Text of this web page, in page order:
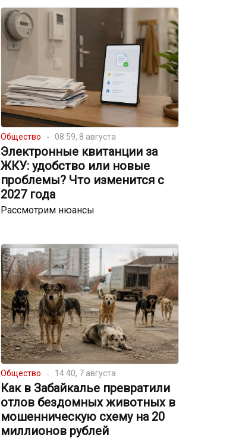
Общество 08:59, 8 августа
Электронные квитанции за
ЖКУ: удобство или новые
проблемы? Что изменится с
2027 года
Рассмотрим нюансы
Общество 14:40, 7 августа
Как в Забайкалье превратили
отлов бездомных животных в
мошенническую схему на 20
миллионов рублей